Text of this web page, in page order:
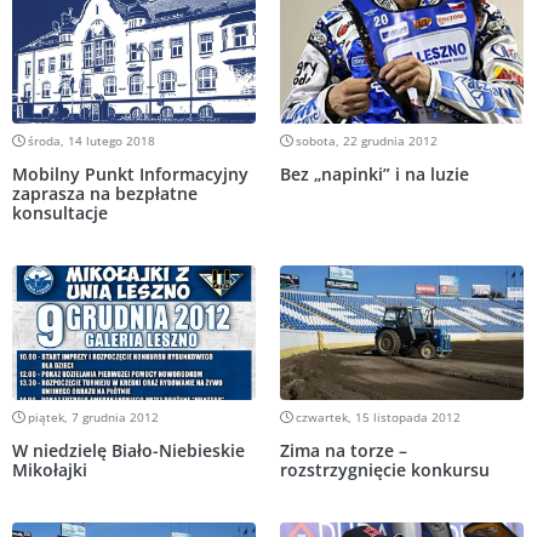
środa, 14 lutego 2018
Mobilny Punkt Informacyjny
zaprasza na bezpłatne
konsultacje
sobota, 22 grudnia 2012
Bez „napinki” i na luzie
piątek, 7 grudnia 2012
W niedzielę Biało-Niebieskie
Mikołajki
czwartek, 15 listopada 2012
Zima na torze –
rozstrzygnięcie konkursu